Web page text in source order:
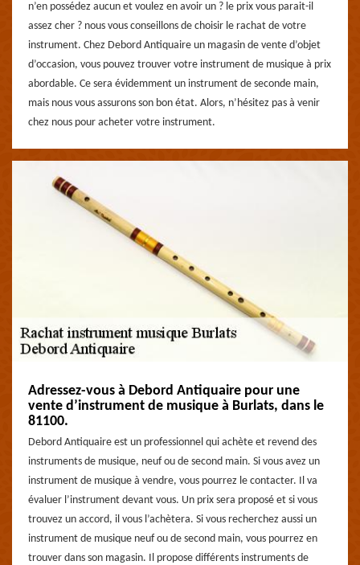
n’en possédez aucun et voulez en avoir un ? le prix vous parait-il
assez cher ? nous vous conseillons de choisir le rachat de votre
instrument. Chez Debord Antiquaire un magasin de vente d’objet
d’occasion, vous pouvez trouver votre instrument de musique à prix
abordable. Ce sera évidemment un instrument de seconde main,
mais nous vous assurons son bon état. Alors, n’hésitez pas à venir
chez nous pour acheter votre instrument.
Adressez-vous à Debord Antiquaire pour une
vente d’instrument de musique à Burlats, dans le
81100.
Debord Antiquaire est un professionnel qui achète et revend des
instruments de musique, neuf ou de second main. Si vous avez un
instrument de musique à vendre, vous pourrez le contacter. Il va
évaluer l’instrument devant vous. Un prix sera proposé et si vous
trouvez un accord, il vous l’achètera. Si vous recherchez aussi un
instrument de musique neuf ou de second main, vous pourrez en
trouver dans son magasin. Il propose différents instruments de